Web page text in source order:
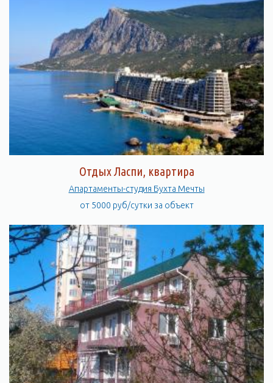
Отдых Ласпи, квартира
Апартаменты-студия Бухта Мечты
от 5000 руб/сутки за объект